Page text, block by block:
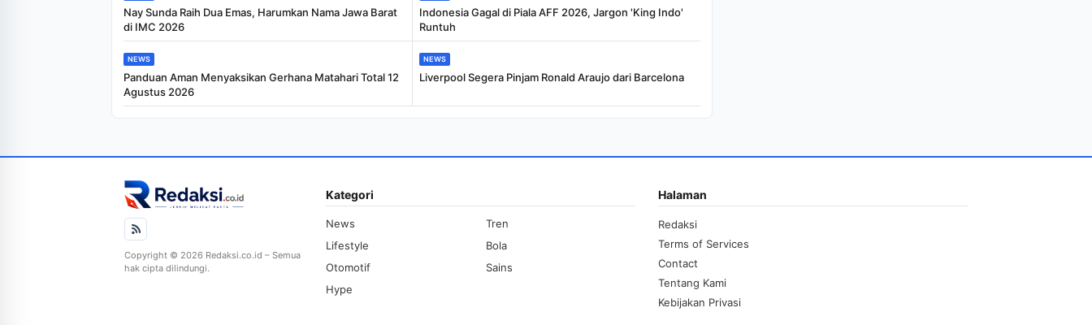
Nay Sunda Raih Dua Emas, Harumkan Nama Jawa Barat
di IMC 2026
Indonesia Gagal di Piala AFF 2026, Jargon 'King Indo'
Runtuh
NEWS
Panduan Aman Menyaksikan Gerhana Matahari Total 12
Agustus 2026
NEWS
Liverpool Segera Pinjam Ronald Araujo dari Barcelona
Copyright © 2026 Redaksi.co.id – Semua
hak cipta dilindungi.
Kategori
News
Tren
Lifestyle
Bola
Otomotif
Sains
Hype
Halaman
Redaksi
Terms of Services
Contact
Tentang Kami
Kebijakan Privasi